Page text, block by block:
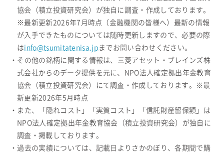
協会（積立投資研究会）が独自に調査・作成しております。
※最新更新2026年7月時点（金融機関の皆様へ）最新の情報
が入手できたものについては随時更新しますので、必要の際
はinfo@tsumitatenisa.jp までお問い合わせください。
・その他の銘柄に関する情報は、三菱アセット・ブレインズ株
式会社からのデータ提供を元に、NPO法人確定拠出年金教育
協会（積立投資研究会）にて調査・作成しております。※最
新更新2026年5月時点
・また、「隠れコスト」「実質コスト」「信託財産留保額」は
NPO法人確定拠出年金教育協会（積立投資研究会）が独自に
調査・掲載しております。
・過去の実績については、記載日よりさかのぼり、各期間で購